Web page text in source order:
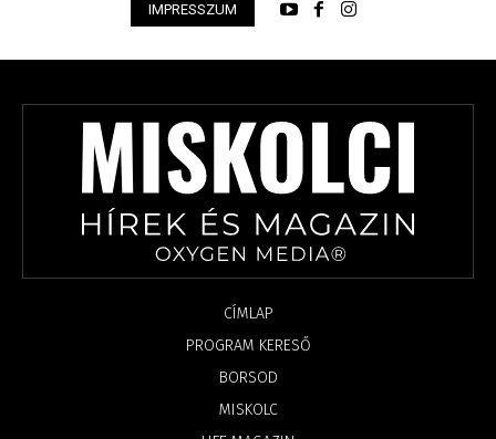
IMPRESSZUM
CÍMLAP
PROGRAM KERESŐ
BORSOD
MISKOLC